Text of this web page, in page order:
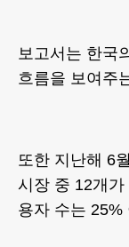
보고서는 한국
흐름을 보여주
또한 지난해 6
시장 중 12개
용자 수는 25%